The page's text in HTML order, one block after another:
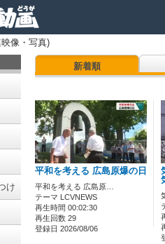
像・写真)
け
新着順
平和を考える 広島原爆の日
平和を考える 広島原…
テーマ LCVNEWS
再生時間 00:02:30
再生回数 29
登録日 2026/08/06